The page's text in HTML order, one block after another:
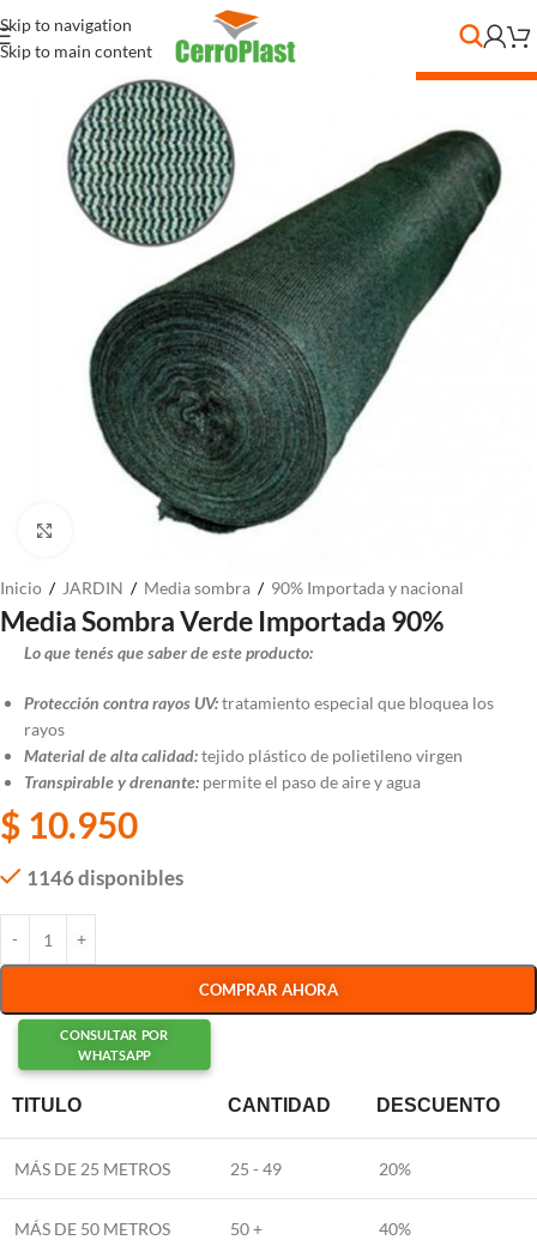
Skip to navigation
Skip to main content
Clic para ampliar
Inicio / JARDIN / Media sombra / 90% Importada y nacional
Media Sombra Verde Importada 90%
Lo que tenés que saber de este producto:
Protección contra rayos UV:tratamiento especial que bloquea los
rayos
Material de alta calidad:tejido plástico de polietileno virgen
Transpirable y drenante: permite el paso de aire y agua
$ 10.950
1146 disponibles
COMPRAR AHORA
CONSULTAR POR
WHATSAPP
TITULO CANTIDAD DESCUENTO
MÁS DE 25 METROS 25 - 49 20%
MÁS DE 50 METROS 50 + 40%